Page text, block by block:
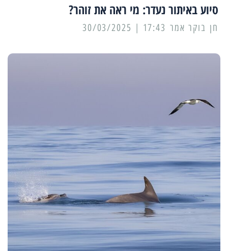
סיוע באיתור נעדר: מי ראה את זוהר?
17:43 | 30/03/2025